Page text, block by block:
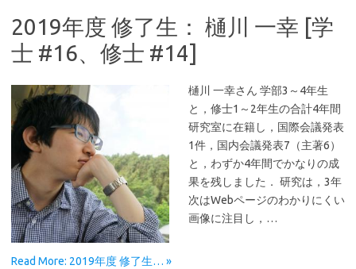
2019年度 修了生： 樋川 一幸 [学
士 #16、修士 #14]
樋川 一幸さん 学部3～4年生
と，修士1～2年生の合計4年間
研究室に在籍し，国際会議発表
1件，国内会議発表7（主著6）
と，わずか4年間でかなりの成
果を残しました． 研究は，3年
次はWebページのわかりにくい
画像に注目し，…
Read More: 2019年度 修了生… »